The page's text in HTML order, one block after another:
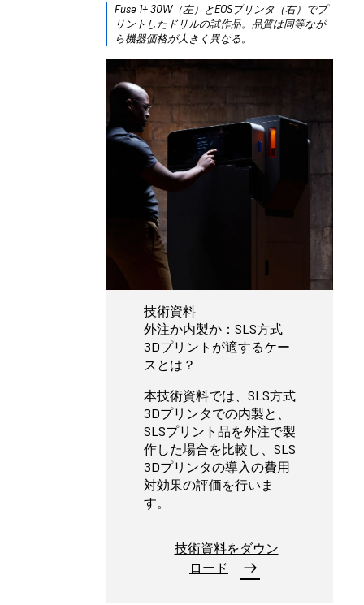
Fuse 1+ 30W（左）とEOSプリンタ（右）でプ
リントしたドリルの試作品。品質は同等なが
ら機器価格が大きく異なる。
技術資料
外注か内製か：SLS方式
3Dプリントが適するケー
スとは？
本技術資料では、SLS方式
3Dプリンタでの内製と、
SLSプリント品を外注で製
作した場合を比較し、SLS
3Dプリンタの導入の費用
対効果の評価を行いま
す。
技術資料をダウン
ロード